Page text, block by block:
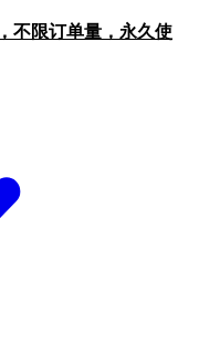
不限订单量，永久使